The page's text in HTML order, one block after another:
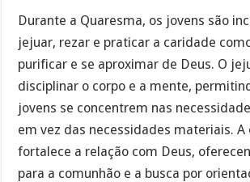
Durante a Quaresma, os jovens são
jejuar, rezar e praticar a caridade
purificar e se aproximar de Deus. O
disciplinar o corpo e a mente,
jovens se concentrem nas
em vez das necessidades materiais. A
fortalece a relação com Deus,
para a comunhão e a busca por